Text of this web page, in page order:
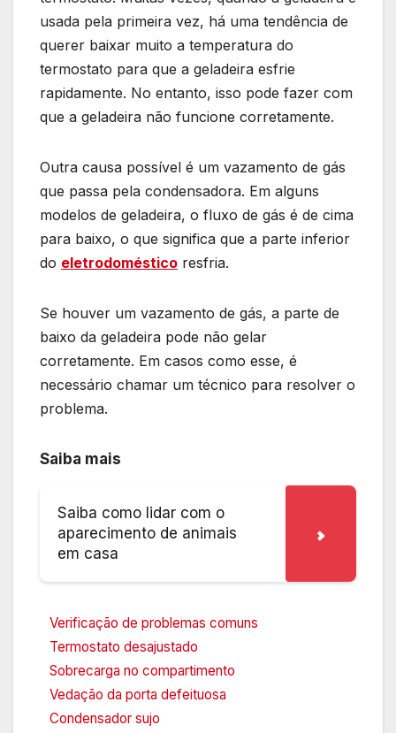
usada pela primeira vez, há uma tendência de
querer baixar muito a temperatura do
termostato para que a geladeira esfrie
rapidamente. No entanto, isso pode fazer com
que a geladeira não funcione corretamente.
Outra causa possível é um vazamento de gás
que passa pela condensadora. Em alguns
modelos de geladeira, o fluxo de gás é de cima
para baixo, o que significa que a parte inferior
do eletrodoméstico resfria.
Se houver um vazamento de gás, a parte de
baixo da geladeira pode não gelar
corretamente. Em casos como esse, é
necessário chamar um técnico para resolver o
problema.
Saiba mais
Saiba como lidar com o
aparecimento de animais
em casa
Verificação de problemas comuns
Termostato desajustado
Sobrecarga no compartimento
Vedação da porta defeituosa
Condensador sujo